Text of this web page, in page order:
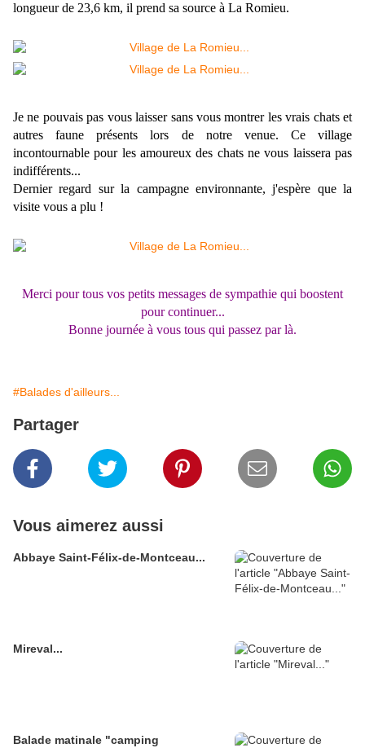
longueur de 23,6 km, il prend sa source à La Romieu.
Je ne pouvais pas vous laisser sans vous montrer les vrais chats et
autres faune présents lors de notre venue. Ce village
incontournable pour les amoureux des chats ne vous laissera pas
indifférents...
Dernier regard sur la campagne environnante, j'espère que la
visite vous a plu !
Merci pour tous vos petits messages de sympathie qui boostent
pour continuer...
Bonne journée à vous tous qui passez par là.
#Balades d'ailleurs...
Partager
Vous aimerez aussi
Abbaye Saint-Félix-de-Montceau...
Mireval...
Balade matinale "camping